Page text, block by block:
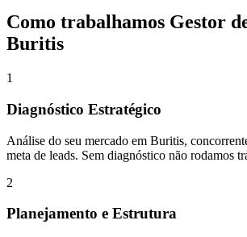
Como trabalhamos Gestor
Buritis
1
Diagnóstico Estratégico
Análise do seu mercado em Buritis,
meta de leads. Sem diagnóstico não rodamos
2
Planejamento e Estrutura